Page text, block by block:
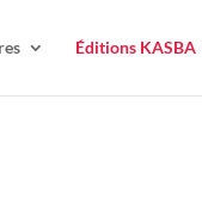
Éditions KASBA